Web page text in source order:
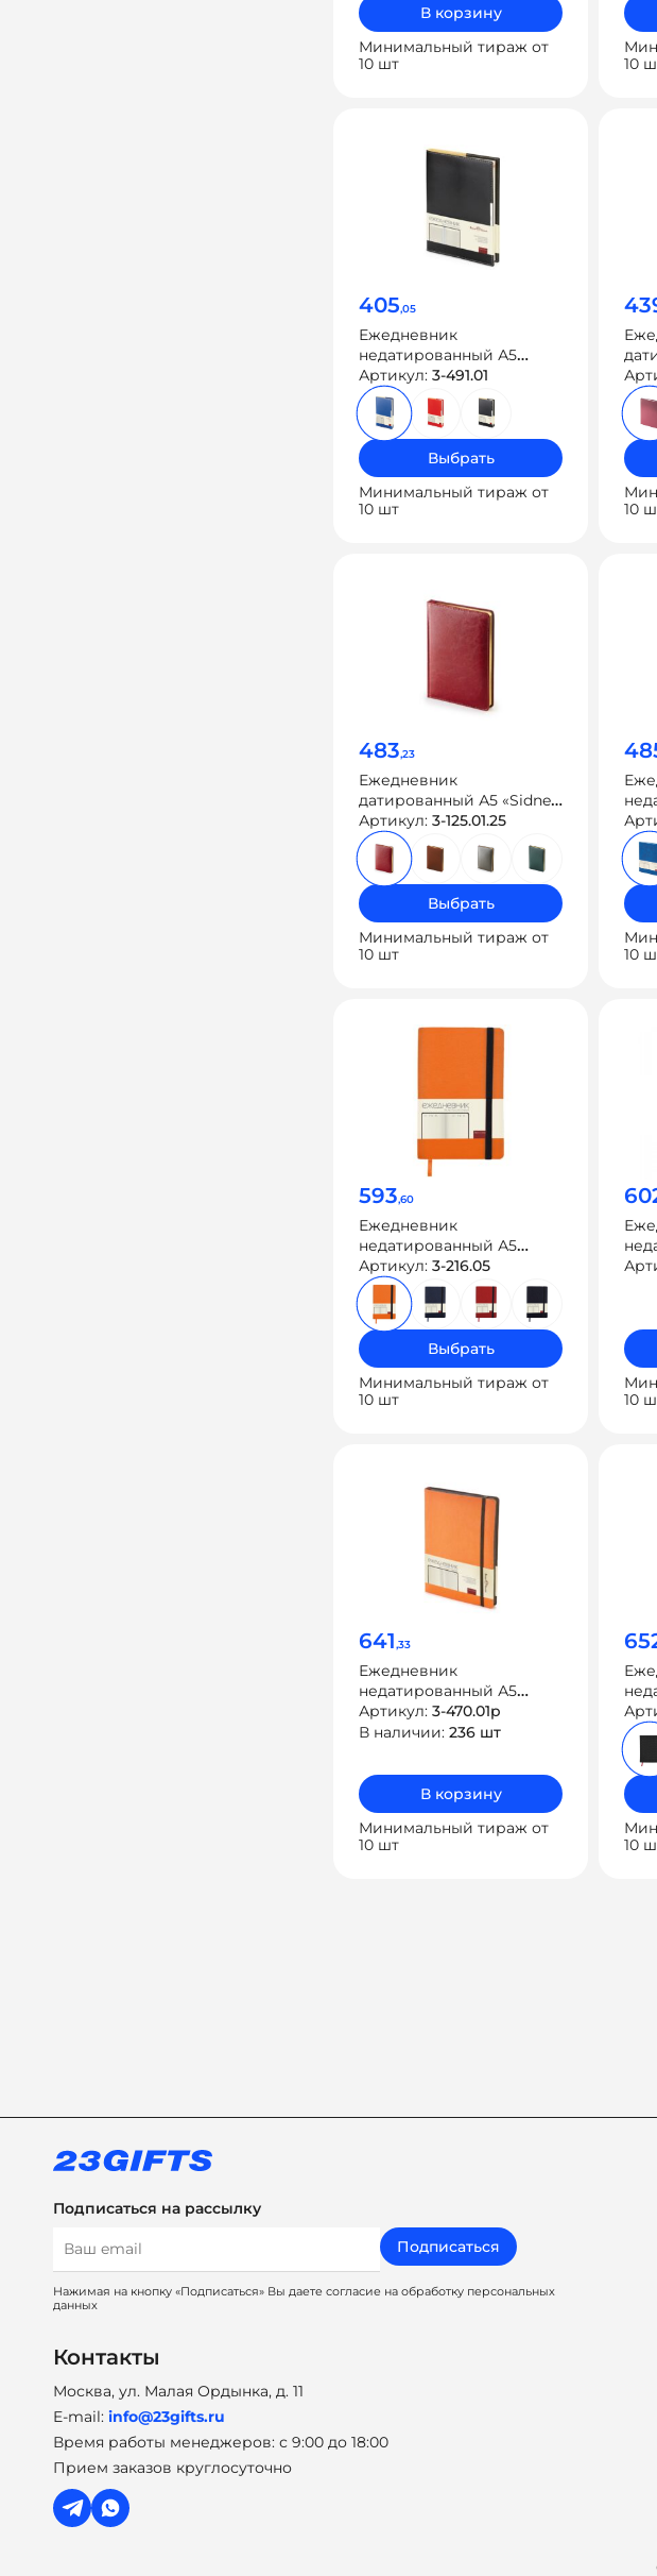
В корзину
Минимальный тираж от
10 шт
10
405,05
Ежедневник
недатированный А5
«Metropol»
Артикул: 3-491.01
Выбрать
Минимальный тираж от
10 шт
10
483,23
Ежедневник
датированный А5 «Sidney
Nebraska» на 2025 год
Артикул: 3-125.01.25
Выбрать
Минимальный тираж от
10 шт
10
593,60
Ежедневник
недатированный А5
«Vincent New»
Артикул: 3-216.05
Выбрать
Минимальный тираж от
10 шт
10
641,33
Ежедневник
недатированный А5
«Megapolis Soft»
Артикул: 3-470.01p
В наличии: 236 шт
В корзину
Минимальный тираж от
10 шт
10
Подписаться на рассылку
Подписаться
Нажимая на кнопку «Подписаться» Вы даете согласие на обработку персональных
данных
Контакты
Москва, ул. Малая Ордынка, д. 11
E-mail: info@23gifts.ru
Время работы менеджеров: с 9:00 до 18:00
Прием заказов круглосуточно